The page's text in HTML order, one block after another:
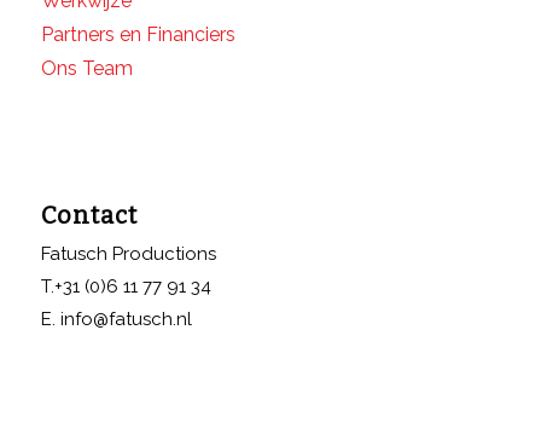
Partners en Financiers
Ons Team
Contact
Fatusch Productions
T.+31 (0)6 11 77 91 34
E. info@fatusch.nl